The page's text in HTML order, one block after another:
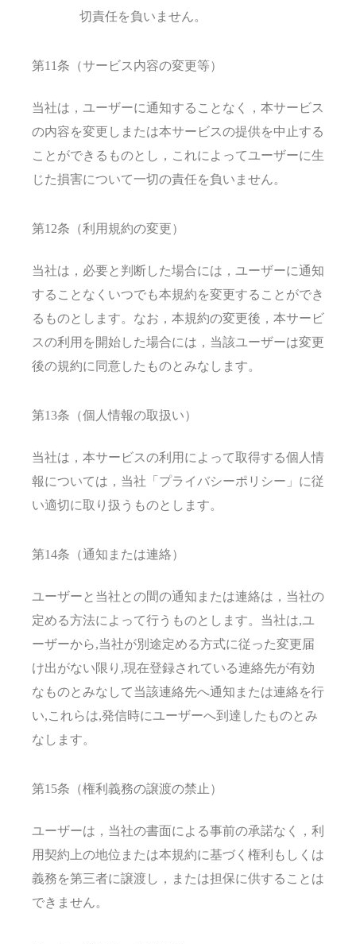
切責任を負いません。
第11条（サービス内容の変更等）
当社は，ユーザーに通知することなく，本サービス
の内容を変更しまたは本サービスの提供を中止する
ことができるものとし，これによってユーザーに生
じた損害について一切の責任を負いません。
第12条（利用規約の変更）
当社は，必要と判断した場合には，ユーザーに通知
することなくいつでも本規約を変更することができ
るものとします。なお，本規約の変更後，本サービ
スの利用を開始した場合には，当該ユーザーは変更
後の規約に同意したものとみなします。
第13条（個人情報の取扱い）
当社は，本サービスの利用によって取得する個人情
報については，当社「プライバシーポリシー」に従
い適切に取り扱うものとします。
第14条（通知または連絡）
ユーザーと当社との間の通知または連絡は，当社の
定める方法によって行うものとします。当社は,ユ
ーザーから,当社が別途定める方式に従った変更届
け出がない限り,現在登録されている連絡先が有効
なものとみなして当該連絡先へ通知または連絡を行
い,これらは,発信時にユーザーへ到達したものとみ
なします。
第15条（権利義務の譲渡の禁止）
ユーザーは，当社の書面による事前の承諾なく，利
用契約上の地位または本規約に基づく権利もしくは
義務を第三者に譲渡し，または担保に供することは
できません。